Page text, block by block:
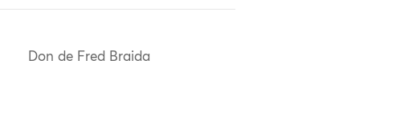
Don de Fred Braida